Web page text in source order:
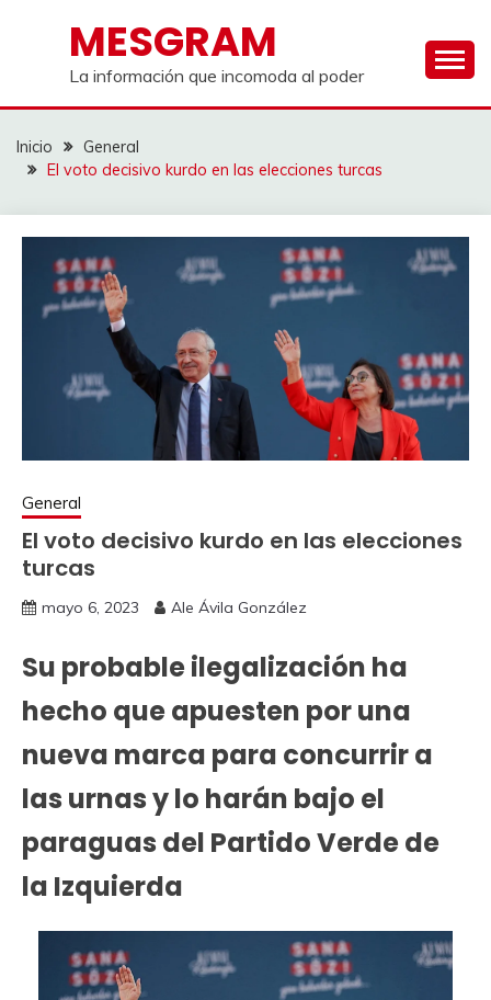
contenidoMESGRAM
La información que incomoda al poder
Inicio
General
El voto decisivo kurdo en las elecciones turcas
General
El voto decisivo kurdo en las elecciones
turcas
mayo 6, 2023 Ale Ávila González
Su probable ilegalización ha
hecho que apuesten por una
nueva marca para concurrir a
las urnas y lo harán bajo el
paraguas del Partido Verde de
la Izquierda